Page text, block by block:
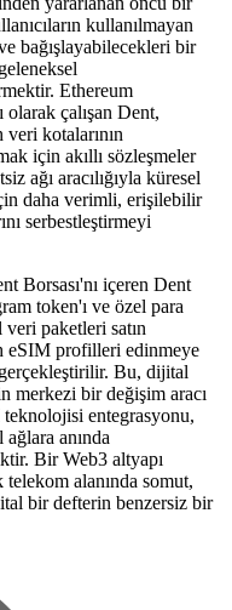
kullanılmayan
bağışlayabilecekleri bir
Ethereum
çalışan Dent,
kotalarının
için akıllı sözleşmeler
ağı aracılığıyla küresel
daha verimli, erişilebilir
serbestleştirmeyi
Borsası'nı içeren Dent
token'ı ve özel para
paketleri satın
eSIM profilleri edinmeye
Bu, dijital
merkezi bir değişim aracı
entegrasyonu,
anında
Bir Web3 altyapı
alanında somut,
bir defterin benzersiz bir